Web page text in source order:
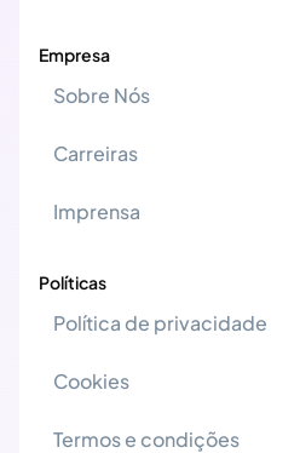
Empresa
Sobre Nós
Carreiras
Imprensa
Políticas
Política de privacidade
Cookies
Termos e condições